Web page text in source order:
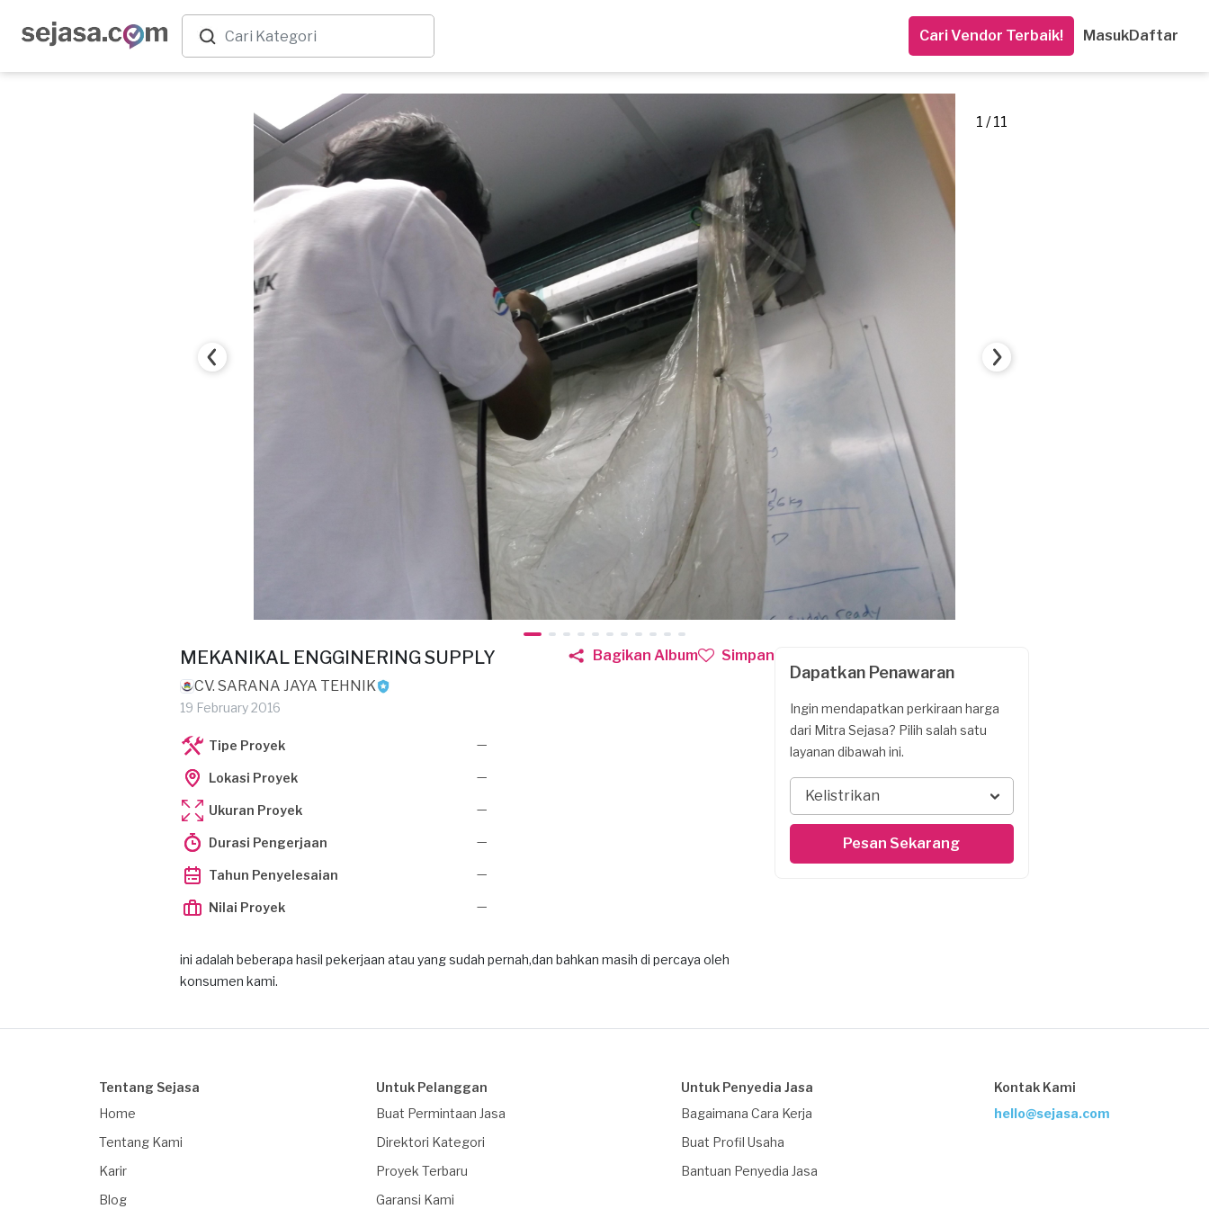
Cari Vendor Terbaik! MasukDaftar
1 / 11
MEKANIKAL ENGGINERING SUPPLY
CV. SARANA JAYA TEHNIK
19 February 2016
Bagikan Album Simpan
Tipe Proyek —
Lokasi Proyek —
Ukuran Proyek —
Durasi Pengerjaan —
Tahun Penyelesaian —
Nilai Proyek —
ini adalah beberapa hasil pekerjaan atau yang sudah pernah,dan bahkan masih di percaya oleh
konsumen kami.
Dapatkan Penawaran
Ingin mendapatkan perkiraan harga
dari Mitra Sejasa? Pilih salah satu
layanan dibawah ini.
Kelistrikan
Pesan Sekarang
Tentang Sejasa
Home
Tentang Kami
Karir
Blog
Untuk Pelanggan
Buat Permintaan Jasa
Direktori Kategori
Proyek Terbaru
Garansi Kami
Untuk Penyedia Jasa
Bagaimana Cara Kerja
Buat Profil Usaha
Bantuan Penyedia Jasa
Kontak Kami
hello@sejasa.com